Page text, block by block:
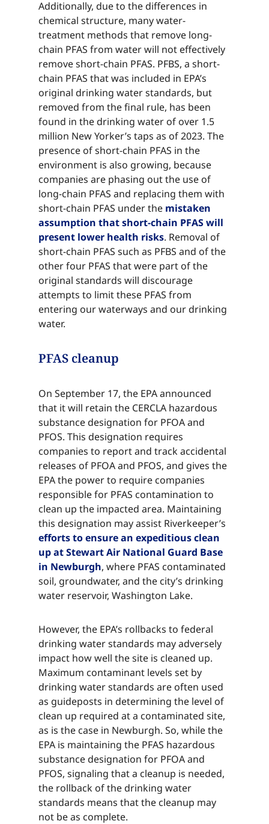
Additionally, due to the differences in
chemical structure, many water-
treatment methods that remove long-
chain PFAS from water will not effectively
remove short-chain PFAS. PFBS, a short-
chain PFAS that was included in EPA’s
original drinking water standards, but
removed from the final rule, has been
found in the drinking water of over 1.5
million New Yorker’s taps as of 2023. The
presence of short-chain PFAS in the
environment is also growing, because
companies are phasing out the use of
long-chain PFAS and replacing them with
short-chain PFAS under the ​​​​‌ ‍ ​‍​‍‌‍ ‌ ​‍‌‍‍‌‌‍‌ ‌‍‍‌‌‍ ‍​‍​‍​ ‍‍​‍​‍‌ ​ ‌‍​‌‌‍ ‍‌‍‍‌‌ ‌​‌ ‍‌​‍ ‍‌‍‍‌‌‍ ​‍​‍​‍ ​​‍​‍‌‍‍​‌ ​‍‌‍‌‌‌‍‌‍​‍​‍​ ‍‍​‍​‍‌‍‍​‌ ‌​‌ ‌​‌ ​​‌ ​ ​ ‍‍​‍ ​‍ ‌‍​ ‌‍ ‌‌ ​ ​‍ ‍‌‍ ‌‌‍​‌‌‍‍‌‌‍ ‍​‍ ‍​ ​‍​ ​​​ ​‍​ ‌​‌ ​‍‌‍‌‌‌‍‌​‌‍‌‌‌ ​ ‌‍‍‌‌‍‌ ‌‍ ‍​‍ ‍‌ ​‍‌‍‍‌‌ ‌‍‌‍‌‌‌ ​‍‌‍‍ ‌‍‌‌‌‍‌‌‌ ​​‌‍‌‌‌ ​‍​‍ ‍‌‍ ‌ ​‍‌‍‌ ​‍ ‌‍‍‌‌‍ ‍‌ ‌​‌‍‌‌‌‍ ‍‌ ‌​​‍ ‌‍‌‌‌‍‌​‌‍‍‌‌ ‌​​‍ ‌‍ ‌‌‍ ‌‍‌​‌‍‌‌​ ‌‌ ​​‌ ​‍‌‍‌‌‌ ​ ‌‍‌‌‌‍ ‍‌ ‌​‌‍​‌‌ ‌​‌‍‍‌‌‍ ‌‍ ‍​ ‍ ‌‍‍‌‌‍‌​​ ‌‌‍​ ​ ​‍‌‍‌‍​ ​​​ ​‌‌‍​ ​ ‌ ​ ‌ ​‍ ‌‌‍​‍​ ‌​​ ​‌‌‍​‌​‍ ‌​ ‌​​ ‌​‌‍​‌​ ‌​​‍ ‌‌‍​‌​ ​​‌‍​‌‌‍‌‌​‍ ‌​ ‌‍​ ‌ ​ ‌‌‌‍​ ​ ‌​​ ‍​​ ‍‌​ ​‍​ ‌ ​ ​ ​ ​​​ ‌​​ ‍ ‌ ‌​‌ ‍‌‌ ​​‌‍‌‌​ ‌‌‍​‌‌ ​‍‌ ‌​‌‍‍‌‌‍​ ‌‍ ​‌‍‌‌​ ‍ ‌ ​​‌‍​‌‌ ‌​‌‍‍​​ ‌‌‍​ ‌‍ ‌‍ ‍‌ ‌​‌‍‌‌‌‍ ‍‌ ‌​​‍‌‌​ ‌‌‌​​‍‌‌ ‌‍‍ ‌‍‌‌‌ ‍‌​‍‌‌​ ​ ‌​‌​​‍‌‌​ ​ ‌​‌​​‍‌‌​ ​‍​ ​‍‌‍​ ​ ‌​‌‍‌‌​ ​‍​ ​‌‌‍‌‌‌‍​ ​ ‌​​ ‌‍​ ​‍​ ​ ​ ​‌​‍‌‌​ ​‍​ ​‍​‍‌‌​ ‌‌‌​‌​​‍ ‍‌‍​ ‌‍‍​‌‍‍‌‌‍ ​‌‍‌​‌ ​‍‌‍‌‌‌‍ ‍​‍‌‌​ ‌‌‌​​‍‌‌ ‌‍‍ ‌‍‌‌‌ ‍‌​‍‌‌​ ​ ‌​‌​​‍‌‌​ ​ ‌​‌​​‍‌‌​ ​‍​ ​‍​ ‌ ​ ‌‍‌‍​‌​ ‍​​ ​‍​ ‌‌​ ‍‌​ ‌‍​ ‍‌‌‍‌‍‌‍​‌​ ‌​​‍‌‌​ ​‍​ ​‍​‍‌‌​ ‌‌‌​‌​​‍ ‍‌ ‌​‌‍‌‌‌ ‍​‌ ‌​​ ‌‍​‍‌‍​‌‌ ​ ‌‍‌‌‌‌‌‌‌ ​‍‌‍ ​​ ‌‌‍‍​‌ ‌​‌ ‌​‌ ​​‌ ​ ​‍‌‌​ ​ ‌​​‌​‍‌‌​ ​‍‌​‌‍​‍‌‌​ ​‍‌​‌‍‌‍​ ‌‍ ‌‌ ​ ​‍ ‍‌‍ ‌‌‍​‌‌‍‍‌‌‍ ‍​‍ ‍​ ​‍​ ​​​ ​‍​ ‌​‌ ​‍‌‍‌‌‌‍‌​‌‍‌‌‌ ​ ‌‍‍‌‌‍‌ ‌‍ ‍​‍ ‍‌ ​‍‌‍‍‌‌ ‌‍‌‍‌‌‌ ​‍‌‍‍ ‌‍‌‌‌‍‌‌‌ ​​‌‍‌‌‌ ​‍​‍ ‍‌‍ ‌ ​‍‌‍‌ ​‍‌‍‌‍‍‌‌‍‌​​ ‌‌‍​ ​ ​‍‌‍‌‍​ ​​​ ​‌‌‍​ ​ ‌ ​ ‌ ​‍ ‌‌‍​‍​ ‌​​ ​‌‌‍​‌​‍ ‌​ ‌​​ ‌​‌‍​‌​ ‌​​‍ ‌‌‍​‌​ ​​‌‍​‌‌‍‌‌​‍ ‌​ ‌‍​ ‌ ​ ‌‌‌‍​ ​ ‌​​ ‍​​ ‍‌​ ​‍​ ‌ ​ ​ ​ ​​​ ‌​​‍‌‍‌ ‌​‌ ‍‌‌ ​​‌‍‌‌​ ‌‌‍​‌‌ ​‍‌ ‌​‌‍‍‌‌‍​ ‌‍ ​‌‍‌‌​‍‌‍‌ ​​‌‍​‌‌ ‌​‌‍‍​​ ‌‌‍​ ‌‍ ‌‍ ‍‌ ‌​‌‍‌‌‌‍ ‍‌ ‌​​‍‌‌​ ‌‌‌​​‍‌‌ ‌‍‍ ‌‍‌‌‌ ‍‌​‍‌‌​ ​ ‌​‌​​‍‌‌​ ​ ‌​‌​​‍‌‌​ ​‍​ ​‍‌‍​ ​ ‌​‌‍‌‌​ ​‍​ ​‌‌‍‌‌‌‍​ ​ ‌​​ ‌‍​ ​‍​ ​ ​ ​‌​‍‌‌​ ​‍​ ​‍​‍‌‌​ ‌‌‌​‌​​‍ ‍‌‍​ ‌‍‍​‌‍‍‌‌‍ ​‌‍‌​‌ ​‍‌‍‌‌‌‍ ‍​‍‌‌​ ‌‌‌​​‍‌‌ ‌‍‍ ‌‍‌‌‌ ‍‌​‍‌‌​ ​ ‌​‌​​‍‌‌​ ​ ‌​‌​​‍‌‌​ ​‍​ ​‍​ ‌ ​ ‌‍‌‍​‌​ ‍​​ ​‍​ ‌‌​ ‍‌​ ‌‍​ ‍‌‌‍‌‍‌‍​‌​ ‌​​‍‌‌​ ​‍​ ​‍​‍‌‌​ ‌‌‌​‌​​‍ ‍‌ ‌​‌‍‌‌‌ ‍​‌ ‌​​‍‌‍‌ ​​‌‍‌‌‌ ​‍‌ ​ ‌ ​​‌‍‌‌‌‍​ ‌ ‌​‌‍‍‌‌ ‌‍‌‍‌‌​ ‌‌ ​​‌ ‌‌‌‍​‍‌‍ ​‌‍‍‌‌ ​ ‌‍‍​‌‍‌‌‌‍‌​​‍​‍‌ ‌ mistaken
assumption that short-chain PFAS will
present lower health risks​​​​‌ ‍ ​‍​‍‌‍ ‌ ​‍‌‍‍‌‌‍‌ ‌‍‍‌‌‍ ‍​‍​‍​ ‍‍​‍​‍‌ ​ ‌‍​‌‌‍ ‍‌‍‍‌‌ ‌​‌ ‍‌​‍ ‍‌‍‍‌‌‍ ​‍​‍​‍ ​​‍​‍‌‍‍​‌ ​‍‌‍‌‌‌‍‌‍​‍​‍​ ‍‍​‍​‍‌‍‍​‌ ‌​‌ ‌​‌ ​​‌ ​ ​ ‍‍​‍ ​‍ ‌‍​ ‌‍ ‌‌ ​ ​‍ ‍‌‍ ‌‌‍​‌‌‍‍‌‌‍ ‍​‍ ‍​ ​‍​ ​​​ ​‍​ ‌​‌ ​‍‌‍‌‌‌‍‌​‌‍‌‌‌ ​ ‌‍‍‌‌‍‌ ‌‍ ‍​‍ ‍‌ ​‍‌‍‍‌‌ ‌‍‌‍‌‌‌ ​‍‌‍‍ ‌‍‌‌‌‍‌‌‌ ​​‌‍‌‌‌ ​‍​‍ ‍‌‍ ‌ ​‍‌‍‌ ​‍ ‌‍‍‌‌‍ ‍‌ ‌​‌‍‌‌‌‍ ‍‌ ‌​​‍ ‌‍‌‌‌‍‌​‌‍‍‌‌ ‌​​‍ ‌‍ ‌‌‍ ‌‍‌​‌‍‌‌​ ‌‌ ​​‌ ​‍‌‍‌‌‌ ​ ‌‍‌‌‌‍ ‍‌ ‌​‌‍​‌‌ ‌​‌‍‍‌‌‍ ‌‍ ‍​ ‍ ‌‍‍‌‌‍‌​​ ‌‌‍​ ​ ​‍‌‍‌‍​ ​​​ ​‌‌‍​ ​ ‌ ​ ‌ ​‍ ‌‌‍​‍​ ‌​​ ​‌‌‍​‌​‍ ‌​ ‌​​ ‌​‌‍​‌​ ‌​​‍ ‌‌‍​‌​ ​​‌‍​‌‌‍‌‌​‍ ‌​ ‌‍​ ‌ ​ ‌‌‌‍​ ​ ‌​​ ‍​​ ‍‌​ ​‍​ ‌ ​ ​ ​ ​​​ ‌​​ ‍ ‌ ‌​‌ ‍‌‌ ​​‌‍‌‌​ ‌‌‍​‌‌ ​‍‌ ‌​‌‍‍‌‌‍​ ‌‍ ​‌‍‌‌​ ‍ ‌ ​​‌‍​‌‌ ‌​‌‍‍​​ ‌‌‍​ ‌‍ ‌‍ ‍‌ ‌​‌‍‌‌‌‍ ‍‌ ‌​​‍‌‌​ ‌‌‌​​‍‌‌ ‌‍‍ ‌‍‌‌‌ ‍‌​‍‌‌​ ​ ‌​‌​​‍‌‌​ ​ ‌​‌​​‍‌‌​ ​‍​ ​‍‌‍​ ​ ‌​‌‍‌‌​ ​‍​ ​‌‌‍‌‌‌‍​ ​ ‌​​ ‌‍​ ​‍​ ​ ​ ​‌​‍‌‌​ ​‍​ ​‍​‍‌‌​ ‌‌‌​‌​​‍ ‍‌‍​ ‌‍‍​‌‍‍‌‌‍ ​‌‍‌​‌ ​‍‌‍‌‌‌‍ ‍​‍‌‌​ ‌‌‌​​‍‌‌ ‌‍‍ ‌‍‌‌‌ ‍‌​‍‌‌​ ​ ‌​‌​​‍‌‌​ ​ ‌​‌​​‍‌‌​ ​‍​ ​‍​ ‌‍‌‍​‍​ ‌‍​ ‌ ​ ​ ​ ‌ ‌‍​ ​ ‌​​ ‌​​ ​​‌‍​‍‌‍‌​​‍‌‌​ ​‍​ ​‍​‍‌‌​ ‌‌‌​‌​​‍ ‍‌ ‌​‌‍‌‌‌ ‍​‌ ‌​​ ‌‍​‍‌‍​‌‌ ​ ‌‍‌‌‌‌‌‌‌ ​‍‌‍ ​​ ‌‌‍‍​‌ ‌​‌ ‌​‌ ​​‌ ​ ​‍‌‌​ ​ ‌​​‌​‍‌‌​ ​‍‌​‌‍​‍‌‌​ ​‍‌​‌‍‌‍​ ‌‍ ‌‌ ​ ​‍ ‍‌‍ ‌‌‍​‌‌‍‍‌‌‍ ‍​‍ ‍​ ​‍​ ​​​ ​‍​ ‌​‌ ​‍‌‍‌‌‌‍‌​‌‍‌‌‌ ​ ‌‍‍‌‌‍‌ ‌‍ ‍​‍ ‍‌ ​‍‌‍‍‌‌ ‌‍‌‍‌‌‌ ​‍‌‍‍ ‌‍‌‌‌‍‌‌‌ ​​‌‍‌‌‌ ​‍​‍ ‍‌‍ ‌ ​‍‌‍‌ ​‍‌‍‌‍‍‌‌‍‌​​ ‌‌‍​ ​ ​‍‌‍‌‍​ ​​​ ​‌‌‍​ ​ ‌ ​ ‌ ​‍ ‌‌‍​‍​ ‌​​ ​‌‌‍​‌​‍ ‌​ ‌​​ ‌​‌‍​‌​ ‌​​‍ ‌‌‍​‌​ ​​‌‍​‌‌‍‌‌​‍ ‌​ ‌‍​ ‌ ​ ‌‌‌‍​ ​ ‌​​ ‍​​ ‍‌​ ​‍​ ‌ ​ ​ ​ ​​​ ‌​​‍‌‍‌ ‌​‌ ‍‌‌ ​​‌‍‌‌​ ‌‌‍​‌‌ ​‍‌ ‌​‌‍‍‌‌‍​ ‌‍ ​‌‍‌‌​‍‌‍‌ ​​‌‍​‌‌ ‌​‌‍‍​​ ‌‌‍​ ‌‍ ‌‍ ‍‌ ‌​‌‍‌‌‌‍ ‍‌ ‌​​‍‌‌​ ‌‌‌​​‍‌‌ ‌‍‍ ‌‍‌‌‌ ‍‌​‍‌‌​ ​ ‌​‌​​‍‌‌​ ​ ‌​‌​​‍‌‌​ ​‍​ ​‍‌‍​ ​ ‌​‌‍‌‌​ ​‍​ ​‌‌‍‌‌‌‍​ ​ ‌​​ ‌‍​ ​‍​ ​ ​ ​‌​‍‌‌​ ​‍​ ​‍​‍‌‌​ ‌‌‌​‌​​‍ ‍‌‍​ ‌‍‍​‌‍‍‌‌‍ ​‌‍‌​‌ ​‍‌‍‌‌‌‍ ‍​‍‌‌​ ‌‌‌​​‍‌‌ ‌‍‍ ‌‍‌‌‌ ‍‌​‍‌‌​ ​ ‌​‌​​‍‌‌​ ​ ‌​‌​​‍‌‌​ ​‍​ ​‍​ ‌‍‌‍​‍​ ‌‍​ ‌ ​ ​ ​ ‌ ‌‍​ ​ ‌​​ ‌​​ ​​‌‍​‍‌‍‌​​‍‌‌​ ​‍​ ​‍​‍‌‌​ ‌‌‌​‌​​‍ ‍‌ ‌​‌‍‌‌‌ ‍​‌ ‌​​‍‌‍‌ ​​‌‍‌‌‌ ​‍‌ ​ ‌ ​​‌‍‌‌‌‍​ ‌ ‌​‌‍‍‌‌ ‌‍‌‍‌‌​ ‌‌ ​​‌ ‌‌‌‍​‍‌‍ ​‌‍‍‌‌ ​ ‌‍‍​‌‍‌‌‌‍‌​​‍​‍‌ ‌. Removal of
short-chain PFAS such as PFBS and of the
other four PFAS that were part of the
original standards will discourage
attempts to limit these PFAS from
entering our waterways and our drinking
water.​​​​‌ ‍ ​‍​‍‌‍ ‌ ​‍‌‍‍‌‌‍‌ ‌‍‍‌‌‍ ‍​‍​‍​ ‍‍​‍​‍‌ ​ ‌‍​‌‌‍ ‍‌‍‍‌‌ ‌​‌ ‍‌​‍ ‍‌‍‍‌‌‍ ​‍​‍​‍ ​​‍​‍‌‍‍​‌ ​‍‌‍‌‌‌‍‌‍​‍​‍​ ‍‍​‍​‍‌‍‍​‌ ‌​‌ ‌​‌ ​​‌ ​ ​ ‍‍​‍ ​‍ ‌‍​ ‌‍ ‌‌ ​ ​‍ ‍‌‍ ‌‌‍​‌‌‍‍‌‌‍ ‍​‍ ‍​ ​‍​ ​​​ ​‍​ ‌​‌ ​‍‌‍‌‌‌‍‌​‌‍‌‌‌ ​ ‌‍‍‌‌‍‌ ‌‍ ‍​‍ ‍‌ ​‍‌‍‍‌‌ ‌‍‌‍‌‌‌ ​‍‌‍‍ ‌‍‌‌‌‍‌‌‌ ​​‌‍‌‌‌ ​‍​‍ ‍‌‍ ‌ ​‍‌‍‌ ​‍ ‌‍‍‌‌‍ ‍‌ ‌​‌‍‌‌‌‍ ‍‌ ‌​​‍ ‌‍‌‌‌‍‌​‌‍‍‌‌ ‌​​‍ ‌‍ ‌‌‍ ‌‍‌​‌‍‌‌​ ‌‌ ​​‌ ​‍‌‍‌‌‌ ​ ‌‍‌‌‌‍ ‍‌ ‌​‌‍​‌‌ ‌​‌‍‍‌‌‍ ‌‍ ‍​ ‍ ‌‍‍‌‌‍‌​​ ‌‌‍​ ​ ​‍‌‍‌‍​ ​​​ ​‌‌‍​ ​ ‌ ​ ‌ ​‍ ‌‌‍​‍​ ‌​​ ​‌‌‍​‌​‍ ‌​ ‌​​ ‌​‌‍​‌​ ‌​​‍ ‌‌‍​‌​ ​​‌‍​‌‌‍‌‌​‍ ‌​ ‌‍​ ‌ ​ ‌‌‌‍​ ​ ‌​​ ‍​​ ‍‌​ ​‍​ ‌ ​ ​ ​ ​​​ ‌​​ ‍ ‌ ‌​‌ ‍‌‌ ​​‌‍‌‌​ ‌‌‍​‌‌ ​‍‌ ‌​‌‍‍‌‌‍​ ‌‍ ​‌‍‌‌​ ‍ ‌ ​​‌‍​‌‌ ‌​‌‍‍​​ ‌‌‍​ ‌‍ ‌‍ ‍‌ ‌​‌‍‌‌‌‍ ‍‌ ‌​​‍‌‌​ ‌‌‌​​‍‌‌ ‌‍‍ ‌‍‌‌‌ ‍‌​‍‌‌​ ​ ‌​‌​​‍‌‌​ ​ ‌​‌​​‍‌‌​ ​‍​ ​‍‌‍​ ​ ‌​‌‍‌‌​ ​‍​ ​‌‌‍‌‌‌‍​ ​ ‌​​ ‌‍​ ​‍​ ​ ​ ​‌​‍‌‌​ ​‍​ ​‍​‍‌‌​ ‌‌‌​‌​​‍ ‍‌‍​ ‌‍‍​‌‍‍‌‌‍ ​‌‍‌​‌ ​‍‌‍‌‌‌‍ ‍​‍‌‌​ ‌‌‌​​‍‌‌ ‌‍‍ ‌‍‌‌‌ ‍‌​‍‌‌​ ​ ‌​‌​​‍‌‌​ ​ ‌​‌​​‍‌‌​ ​‍​ ​‍​ ​​‌‍‌‍​ ‍‌​ ​‌​ ‌ ​ ​‌​ ‌‌‌‍​ ‌‍​ ​ ‌ ​ ​​​ ​​​‍‌‌​ ​‍​ ​‍​‍‌‌​ ‌‌‌​‌​​‍ ‍‌ ‌​‌‍‌‌‌ ‍​‌ ‌​​ ‌‍​‍‌‍​‌‌ ​ ‌‍‌‌‌‌‌‌‌ ​‍‌‍ ​​ ‌‌‍‍​‌ ‌​‌ ‌​‌ ​​‌ ​ ​‍‌‌​ ​ ‌​​‌​‍‌‌​ ​‍‌​‌‍​‍‌‌​ ​‍‌​‌‍‌‍​ ‌‍ ‌‌ ​ ​‍ ‍‌‍ ‌‌‍​‌‌‍‍‌‌‍ ‍​‍ ‍​ ​‍​ ​​​ ​‍​ ‌​‌ ​‍‌‍‌‌‌‍‌​‌‍‌‌‌ ​ ‌‍‍‌‌‍‌ ‌‍ ‍​‍ ‍‌ ​‍‌‍‍‌‌ ‌‍‌‍‌‌‌ ​‍‌‍‍ ‌‍‌‌‌‍‌‌‌ ​​‌‍‌‌‌ ​‍​‍ ‍‌‍ ‌ ​‍‌‍‌ ​‍‌‍‌‍‍‌‌‍‌​​ ‌‌‍​ ​ ​‍‌‍‌‍​ ​​​ ​‌‌‍​ ​ ‌ ​ ‌ ​‍ ‌‌‍​‍​ ‌​​ ​‌‌‍​‌​‍ ‌​ ‌​​ ‌​‌‍​‌​ ‌​​‍ ‌‌‍​‌​ ​​‌‍​‌‌‍‌‌​‍ ‌​ ‌‍​ ‌ ​ ‌‌‌‍​ ​ ‌​​ ‍​​ ‍‌​ ​‍​ ‌ ​ ​ ​ ​​​ ‌​​‍‌‍‌ ‌​‌ ‍‌‌ ​​‌‍‌‌​ ‌‌‍​‌‌ ​‍‌ ‌​‌‍‍‌‌‍​ ‌‍ ​‌‍‌‌​‍‌‍‌ ​​‌‍​‌‌ ‌​‌‍‍​​ ‌‌‍​ ‌‍ ‌‍ ‍‌ ‌​‌‍‌‌‌‍ ‍‌ ‌​​‍‌‌​ ‌‌‌​​‍‌‌ ‌‍‍ ‌‍‌‌‌ ‍‌​‍‌‌​ ​ ‌​‌​​‍‌‌​ ​ ‌​‌​​‍‌‌​ ​‍​ ​‍‌‍​ ​ ‌​‌‍‌‌​ ​‍​ ​‌‌‍‌‌‌‍​ ​ ‌​​ ‌‍​ ​‍​ ​ ​ ​‌​‍‌‌​ ​‍​ ​‍​‍‌‌​ ‌‌‌​‌​​‍ ‍‌‍​ ‌‍‍​‌‍‍‌‌‍ ​‌‍‌​‌ ​‍‌‍‌‌‌‍ ‍​‍‌‌​ ‌‌‌​​‍‌‌ ‌‍‍ ‌‍‌‌‌ ‍‌​‍‌‌​ ​ ‌​‌​​‍‌‌​ ​ ‌​‌​​‍‌‌​ ​‍​ ​‍​ ​​‌‍‌‍​ ‍‌​ ​‌​ ‌ ​ ​‌​ ‌‌‌‍​ ‌‍​ ​ ‌ ​ ​​​ ​​​‍‌‌​ ​‍​ ​‍​‍‌‌​ ‌‌‌​‌​​‍ ‍‌ ‌​‌‍‌‌‌ ‍​‌ ‌​​‍‌‍‌ ​​‌‍‌‌‌ ​‍‌ ​ ‌ ​​‌‍‌‌‌‍​ ‌ ‌​‌‍‍‌‌ ‌‍‌‍‌‌​ ‌‌ ​​‌ ‌‌‌‍​‍‌‍ ​‌‍‍‌‌ ​ ‌‍‍​‌‍‌‌‌‍‌​​‍​‍‌ ‌
PFAS cleanup​​​​‌ ‍ ​‍​‍‌‍ ‌ ​‍‌‍‍‌‌‍‌ ‌‍‍‌‌‍ ‍​‍​‍​ ‍‍​‍​‍‌ ​ ‌‍​‌‌‍ ‍‌‍‍‌‌ ‌​‌ ‍‌​‍ ‍‌‍‍‌‌‍ ​‍​‍​‍ ​​‍​‍‌‍‍​‌ ​‍‌‍‌‌‌‍‌‍​‍​‍​ ‍‍​‍​‍‌‍‍​‌ ‌​‌ ‌​‌ ​​‌ ​ ​ ‍‍​‍ ​‍ ‌‍​ ‌‍ ‌‌ ​ ​‍ ‍‌‍ ‌‌‍​‌‌‍‍‌‌‍ ‍​‍ ‍​ ​‍​ ​​​ ​‍​ ‌​‌ ​‍‌‍‌‌‌‍‌​‌‍‌‌‌ ​ ‌‍‍‌‌‍‌ ‌‍ ‍​‍ ‍‌ ​‍‌‍‍‌‌ ‌‍‌‍‌‌‌ ​‍‌‍‍ ‌‍‌‌‌‍‌‌‌ ​​‌‍‌‌‌ ​‍​‍ ‍‌‍ ‌ ​‍‌‍‌ ​‍ ‌‍‍‌‌‍ ‍‌ ‌​‌‍‌‌‌‍ ‍‌ ‌​​‍ ‌‍‌‌‌‍‌​‌‍‍‌‌ ‌​​‍ ‌‍ ‌‌‍ ‌‍‌​‌‍‌‌​ ‌‌ ​​‌ ​‍‌‍‌‌‌ ​ ‌‍‌‌‌‍ ‍‌ ‌​‌‍​‌‌ ‌​‌‍‍‌‌‍ ‌‍ ‍​ ‍ ‌‍‍‌‌‍‌​​ ‌‌‍​ ​ ​‍‌‍‌‍​ ​​​ ​‌‌‍​ ​ ‌ ​ ‌ ​‍ ‌‌‍​‍​ ‌​​ ​‌‌‍​‌​‍ ‌​ ‌​​ ‌​‌‍​‌​ ‌​​‍ ‌‌‍​‌​ ​​‌‍​‌‌‍‌‌​‍ ‌​ ‌‍​ ‌ ​ ‌‌‌‍​ ​ ‌​​ ‍​​ ‍‌​ ​‍​ ‌ ​ ​ ​ ​​​ ‌​​ ‍ ‌ ‌​‌ ‍‌‌ ​​‌‍‌‌​ ‌‌‍​‌‌ ​‍‌ ‌​‌‍‍‌‌‍​ ‌‍ ​‌‍‌‌​ ‍ ‌ ​​‌‍​‌‌ ‌​‌‍‍​​ ‌‌‍​ ‌‍ ‌‍ ‍‌ ‌​‌‍‌‌‌‍ ‍‌ ‌​​‍‌‌​ ‌‌‌​​‍‌‌ ‌‍‍ ‌‍‌‌‌ ‍‌​‍‌‌​ ​ ‌​‌​​‍‌‌​ ​ ‌​‌​​‍‌‌​ ​‍​ ​‍‌‍​‍​ ‌​‌‍‌‍​ ​‍​ ​‍​ ‍‌​ ​‍​ ‌‍‌‍‌‌‌‍‌‌‌‍‌‍​ ‍​​‍‌‌​ ​‍​ ​‍​‍‌‌​ ‌‌‌​‌​​‍ ‍‌‍​ ‌‍‍​‌‍‍‌‌‍ ​‌‍‌​‌ ​‍‌‍‌‌‌‍ ‍​‍‌‌​ ‌‌‌​​‍‌‌ ‌‍‍ ‌‍‌‌‌ ‍‌​‍‌‌​ ​ ‌​‌​​‍‌‌​ ​ ‌​‌​​‍‌‌​ ​‍​ ​‍​ ​‌​ ‍‌​ ‌ ​ ‍‌​ ​​​ ​‌​ ‍‌‌‍​‍​ ​​​ ​‌​ ‌​​ ‌‍​‍‌‌​ ​‍​ ​‍​‍‌‌​ ‌‌‌​‌​​‍ ‍‌ ‌​‌‍‌‌‌ ‍​‌ ‌​​ ‌‍​‍‌‍​‌‌ ​ ‌‍‌‌‌‌‌‌‌ ​‍‌‍ ​​ ‌‌‍‍​‌ ‌​‌ ‌​‌ ​​‌ ​ ​‍‌‌​ ​ ‌​​‌​‍‌‌​ ​‍‌​‌‍​‍‌‌​ ​‍‌​‌‍‌‍​ ‌‍ ‌‌ ​ ​‍ ‍‌‍ ‌‌‍​‌‌‍‍‌‌‍ ‍​‍ ‍​ ​‍​ ​​​ ​‍​ ‌​‌ ​‍‌‍‌‌‌‍‌​‌‍‌‌‌ ​ ‌‍‍‌‌‍‌ ‌‍ ‍​‍ ‍‌ ​‍‌‍‍‌‌ ‌‍‌‍‌‌‌ ​‍‌‍‍ ‌‍‌‌‌‍‌‌‌ ​​‌‍‌‌‌ ​‍​‍ ‍‌‍ ‌ ​‍‌‍‌ ​‍‌‍‌‍‍‌‌‍‌​​ ‌‌‍​ ​ ​‍‌‍‌‍​ ​​​ ​‌‌‍​ ​ ‌ ​ ‌ ​‍ ‌‌‍​‍​ ‌​​ ​‌‌‍​‌​‍ ‌​ ‌​​ ‌​‌‍​‌​ ‌​​‍ ‌‌‍​‌​ ​​‌‍​‌‌‍‌‌​‍ ‌​ ‌‍​ ‌ ​ ‌‌‌‍​ ​ ‌​​ ‍​​ ‍‌​ ​‍​ ‌ ​ ​ ​ ​​​ ‌​​‍‌‍‌ ‌​‌ ‍‌‌ ​​‌‍‌‌​ ‌‌‍​‌‌ ​‍‌ ‌​‌‍‍‌‌‍​ ‌‍ ​‌‍‌‌​‍‌‍‌ ​​‌‍​‌‌ ‌​‌‍‍​​ ‌‌‍​ ‌‍ ‌‍ ‍‌ ‌​‌‍‌‌‌‍ ‍‌ ‌​​‍‌‌​ ‌‌‌​​‍‌‌ ‌‍‍ ‌‍‌‌‌ ‍‌​‍‌‌​ ​ ‌​‌​​‍‌‌​ ​ ‌​‌​​‍‌‌​ ​‍​ ​‍‌‍​‍​ ‌​‌‍‌‍​ ​‍​ ​‍​ ‍‌​ ​‍​ ‌‍‌‍‌‌‌‍‌‌‌‍‌‍​ ‍​​‍‌‌​ ​‍​ ​‍​‍‌‌​ ‌‌‌​‌​​‍ ‍‌‍​ ‌‍‍​‌‍‍‌‌‍ ​‌‍‌​‌ ​‍‌‍‌‌‌‍ ‍​‍‌‌​ ‌‌‌​​‍‌‌ ‌‍‍ ‌‍‌‌‌ ‍‌​‍‌‌​ ​ ‌​‌​​‍‌‌​ ​ ‌​‌​​‍‌‌​ ​‍​ ​‍​ ​‌​ ‍‌​ ‌ ​ ‍‌​ ​​​ ​‌​ ‍‌‌‍​‍​ ​​​ ​‌​ ‌​​ ‌‍​‍‌‌​ ​‍​ ​‍​‍‌‌​ ‌‌‌​‌​​‍ ‍‌ ‌​‌‍‌‌‌ ‍​‌ ‌​​‍‌‍‌ ​​‌‍‌‌‌ ​‍‌ ​ ‌ ​​‌‍‌‌‌‍​ ‌ ‌​‌‍‍‌‌ ‌‍‌‍‌‌​ ‌‌ ​​‌ ‌‌‌‍​‍‌‍ ​‌‍‍‌‌ ​ ‌‍‍​‌‍‌‌‌‍‌​​‍​‍‌ ‌
On September 17, the EPA announced
that it will retain the CERCLA hazardous
substance designation for PFOA and
PFOS. This designation requires
companies to report and track accidental
releases of PFOA and PFOS, and gives the
EPA the power to require companies
responsible for PFAS contamination to
clean up the impacted area. Maintaining
this designation may assist Riverkeeper’s
efforts to ensure an expeditious clean
up at Stewart Air National Guard Base
in Newburgh​​​​‌ ‍ ​‍​‍‌‍ ‌ ​‍‌‍‍‌‌‍‌ ‌‍‍‌‌‍ ‍​‍​‍​ ‍‍​‍​‍‌ ​ ‌‍​‌‌‍ ‍‌‍‍‌‌ ‌​‌ ‍‌​‍ ‍‌‍‍‌‌‍ ​‍​‍​‍ ​​‍​‍‌‍‍​‌ ​‍‌‍‌‌‌‍‌‍​‍​‍​ ‍‍​‍​‍‌‍‍​‌ ‌​‌ ‌​‌ ​​‌ ​ ​ ‍‍​‍ ​‍ ‌‍​ ‌‍ ‌‌ ​ ​‍ ‍‌‍ ‌‌‍​‌‌‍‍‌‌‍ ‍​‍ ‍​ ​‍​ ​​​ ​‍​ ‌​‌ ​‍‌‍‌‌‌‍‌​‌‍‌‌‌ ​ ‌‍‍‌‌‍‌ ‌‍ ‍​‍ ‍‌ ​‍‌‍‍‌‌ ‌‍‌‍‌‌‌ ​‍‌‍‍ ‌‍‌‌‌‍‌‌‌ ​​‌‍‌‌‌ ​‍​‍ ‍‌‍ ‌ ​‍‌‍‌ ​‍ ‌‍‍‌‌‍ ‍‌ ‌​‌‍‌‌‌‍ ‍‌ ‌​​‍ ‌‍‌‌‌‍‌​‌‍‍‌‌ ‌​​‍ ‌‍ ‌‌‍ ‌‍‌​‌‍‌‌​ ‌‌ ​​‌ ​‍‌‍‌‌‌ ​ ‌‍‌‌‌‍ ‍‌ ‌​‌‍​‌‌ ‌​‌‍‍‌‌‍ ‌‍ ‍​ ‍ ‌‍‍‌‌‍‌​​ ‌‌‍​ ​ ​‍‌‍‌‍​ ​​​ ​‌‌‍​ ​ ‌ ​ ‌ ​‍ ‌‌‍​‍​ ‌​​ ​‌‌‍​‌​‍ ‌​ ‌​​ ‌​‌‍​‌​ ‌​​‍ ‌‌‍​‌​ ​​‌‍​‌‌‍‌‌​‍ ‌​ ‌‍​ ‌ ​ ‌‌‌‍​ ​ ‌​​ ‍​​ ‍‌​ ​‍​ ‌ ​ ​ ​ ​​​ ‌​​ ‍ ‌ ‌​‌ ‍‌‌ ​​‌‍‌‌​ ‌‌‍​‌‌ ​‍‌ ‌​‌‍‍‌‌‍​ ‌‍ ​‌‍‌‌​ ‍ ‌ ​​‌‍​‌‌ ‌​‌‍‍​​ ‌‌‍​ ‌‍ ‌‍ ‍‌ ‌​‌‍‌‌‌‍ ‍‌ ‌​​‍‌‌​ ‌‌‌​​‍‌‌ ‌‍‍ ‌‍‌‌‌ ‍‌​‍‌‌​ ​ ‌​‌​​‍‌‌​ ​ ‌​‌​​‍‌‌​ ​‍​ ​‍​ ​ ​ ​‌​ ‌​​ ‌‌‌‍​‌‌‍‌​​ ‍​​ ‌‌​ ‍​​ ‌‌‌‍‌​​ ‍​​‍‌‌​ ​‍​ ​‍​‍‌‌​ ‌‌‌​‌​​‍ ‍‌‍​ ‌‍‍​‌‍‍‌‌‍ ​‌‍‌​‌ ​‍‌‍‌‌‌‍ ‍​‍‌‌​ ‌‌‌​​‍‌‌ ‌‍‍ ‌‍‌‌‌ ‍‌​‍‌‌​ ​ ‌​‌​​‍‌‌​ ​ ‌​‌​​‍‌‌​ ​‍​ ​‍​ ‍​​ ​‌​ ‌ ​ ​ ​ ​​​ ‌ ‌‍​ ​ ​‌​ ​‌​ ‍‌​ ‌‍‌‍​‍​‍‌‌​ ​‍​ ​‍​‍‌‌​ ‌‌‌​‌​​‍ ‍‌ ‌​‌‍‌‌‌ ‍​‌ ‌​​ ‌‍​‍‌‍​‌‌ ​ ‌‍‌‌‌‌‌‌‌ ​‍‌‍ ​​ ‌‌‍‍​‌ ‌​‌ ‌​‌ ​​‌ ​ ​‍‌‌​ ​ ‌​​‌​‍‌‌​ ​‍‌​‌‍​‍‌‌​ ​‍‌​‌‍‌‍​ ‌‍ ‌‌ ​ ​‍ ‍‌‍ ‌‌‍​‌‌‍‍‌‌‍ ‍​‍ ‍​ ​‍​ ​​​ ​‍​ ‌​‌ ​‍‌‍‌‌‌‍‌​‌‍‌‌‌ ​ ‌‍‍‌‌‍‌ ‌‍ ‍​‍ ‍‌ ​‍‌‍‍‌‌ ‌‍‌‍‌‌‌ ​‍‌‍‍ ‌‍‌‌‌‍‌‌‌ ​​‌‍‌‌‌ ​‍​‍ ‍‌‍ ‌ ​‍‌‍‌ ​‍‌‍‌‍‍‌‌‍‌​​ ‌‌‍​ ​ ​‍‌‍‌‍​ ​​​ ​‌‌‍​ ​ ‌ ​ ‌ ​‍ ‌‌‍​‍​ ‌​​ ​‌‌‍​‌​‍ ‌​ ‌​​ ‌​‌‍​‌​ ‌​​‍ ‌‌‍​‌​ ​​‌‍​‌‌‍‌‌​‍ ‌​ ‌‍​ ‌ ​ ‌‌‌‍​ ​ ‌​​ ‍​​ ‍‌​ ​‍​ ‌ ​ ​ ​ ​​​ ‌​​‍‌‍‌ ‌​‌ ‍‌‌ ​​‌‍‌‌​ ‌‌‍​‌‌ ​‍‌ ‌​‌‍‍‌‌‍​ ‌‍ ​‌‍‌‌​‍‌‍‌ ​​‌‍​‌‌ ‌​‌‍‍​​ ‌‌‍​ ‌‍ ‌‍ ‍‌ ‌​‌‍‌‌‌‍ ‍‌ ‌​​‍‌‌​ ‌‌‌​​‍‌‌ ‌‍‍ ‌‍‌‌‌ ‍‌​‍‌‌​ ​ ‌​‌​​‍‌‌​ ​ ‌​‌​​‍‌‌​ ​‍​ ​‍​ ​ ​ ​‌​ ‌​​ ‌‌‌‍​‌‌‍‌​​ ‍​​ ‌‌​ ‍​​ ‌‌‌‍‌​​ ‍​​‍‌‌​ ​‍​ ​‍​‍‌‌​ ‌‌‌​‌​​‍ ‍‌‍​ ‌‍‍​‌‍‍‌‌‍ ​‌‍‌​‌ ​‍‌‍‌‌‌‍ ‍​‍‌‌​ ‌‌‌​​‍‌‌ ‌‍‍ ‌‍‌‌‌ ‍‌​‍‌‌​ ​ ‌​‌​​‍‌‌​ ​ ‌​‌​​‍‌‌​ ​‍​ ​‍​ ‍​​ ​‌​ ‌ ​ ​ ​ ​​​ ‌ ‌‍​ ​ ​‌​ ​‌​ ‍‌​ ‌‍‌‍​‍​‍‌‌​ ​‍​ ​‍​‍‌‌​ ‌‌‌​‌​​‍ ‍‌ ‌​‌‍‌‌‌ ‍​‌ ‌​​‍‌‍‌ ​​‌‍‌‌‌ ​‍‌ ​ ‌ ​​‌‍‌‌‌‍​ ‌ ‌​‌‍‍‌‌ ‌‍‌‍‌‌​ ‌‌ ​​‌ ‌‌‌‍​‍‌‍ ​‌‍‍‌‌ ​ ‌‍‍​‌‍‌‌‌‍‌​​‍​‍‌ ‌, where PFAS contaminated
soil, groundwater, and the city’s drinking
water reservoir, Washington Lake.​​​​‌ ‍ ​‍​‍‌‍ ‌ ​‍‌‍‍‌‌‍‌ ‌‍‍‌‌‍ ‍​‍​‍​ ‍‍​‍​‍‌ ​ ‌‍​‌‌‍ ‍‌‍‍‌‌ ‌​‌ ‍‌​‍ ‍‌‍‍‌‌‍ ​‍​‍​‍ ​​‍​‍‌‍‍​‌ ​‍‌‍‌‌‌‍‌‍​‍​‍​ ‍‍​‍​‍‌‍‍​‌ ‌​‌ ‌​‌ ​​‌ ​ ​ ‍‍​‍ ​‍ ‌‍​ ‌‍ ‌‌ ​ ​‍ ‍‌‍ ‌‌‍​‌‌‍‍‌‌‍ ‍​‍ ‍​ ​‍​ ​​​ ​‍​ ‌​‌ ​‍‌‍‌‌‌‍‌​‌‍‌‌‌ ​ ‌‍‍‌‌‍‌ ‌‍ ‍​‍ ‍‌ ​‍‌‍‍‌‌ ‌‍‌‍‌‌‌ ​‍‌‍‍ ‌‍‌‌‌‍‌‌‌ ​​‌‍‌‌‌ ​‍​‍ ‍‌‍ ‌ ​‍‌‍‌ ​‍ ‌‍‍‌‌‍ ‍‌ ‌​‌‍‌‌‌‍ ‍‌ ‌​​‍ ‌‍‌‌‌‍‌​‌‍‍‌‌ ‌​​‍ ‌‍ ‌‌‍ ‌‍‌​‌‍‌‌​ ‌‌ ​​‌ ​‍‌‍‌‌‌ ​ ‌‍‌‌‌‍ ‍‌ ‌​‌‍​‌‌ ‌​‌‍‍‌‌‍ ‌‍ ‍​ ‍ ‌‍‍‌‌‍‌​​ ‌‌‍​ ​ ​‍‌‍‌‍​ ​​​ ​‌‌‍​ ​ ‌ ​ ‌ ​‍ ‌‌‍​‍​ ‌​​ ​‌‌‍​‌​‍ ‌​ ‌​​ ‌​‌‍​‌​ ‌​​‍ ‌‌‍​‌​ ​​‌‍​‌‌‍‌‌​‍ ‌​ ‌‍​ ‌ ​ ‌‌‌‍​ ​ ‌​​ ‍​​ ‍‌​ ​‍​ ‌ ​ ​ ​ ​​​ ‌​​ ‍ ‌ ‌​‌ ‍‌‌ ​​‌‍‌‌​ ‌‌‍​‌‌ ​‍‌ ‌​‌‍‍‌‌‍​ ‌‍ ​‌‍‌‌​ ‍ ‌ ​​‌‍​‌‌ ‌​‌‍‍​​ ‌‌‍​ ‌‍ ‌‍ ‍‌ ‌​‌‍‌‌‌‍ ‍‌ ‌​​‍‌‌​ ‌‌‌​​‍‌‌ ‌‍‍ ‌‍‌‌‌ ‍‌​‍‌‌​ ​ ‌​‌​​‍‌‌​ ​ ‌​‌​​‍‌‌​ ​‍​ ​‍​ ​ ​ ​‌​ ‌​​ ‌‌‌‍​‌‌‍‌​​ ‍​​ ‌‌​ ‍​​ ‌‌‌‍‌​​ ‍​​‍‌‌​ ​‍​ ​‍​‍‌‌​ ‌‌‌​‌​​‍ ‍‌‍​ ‌‍‍​‌‍‍‌‌‍ ​‌‍‌​‌ ​‍‌‍‌‌‌‍ ‍​‍‌‌​ ‌‌‌​​‍‌‌ ‌‍‍ ‌‍‌‌‌ ‍‌​‍‌‌​ ​ ‌​‌​​‍‌‌​ ​ ‌​‌​​‍‌‌​ ​‍​ ​‍‌‍​‍​ ​​​ ‍‌‌‍‌‌‌‍​ ‌‍​ ‌‍‌​​ ‌‍​ ​ ​ ‍​​ ‌​‌‍​ ​‍‌‌​ ​‍​ ​‍​‍‌‌​ ‌‌‌​‌​​‍ ‍‌ ‌​‌‍‌‌‌ ‍​‌ ‌​​ ‌‍​‍‌‍​‌‌ ​ ‌‍‌‌‌‌‌‌‌ ​‍‌‍ ​​ ‌‌‍‍​‌ ‌​‌ ‌​‌ ​​‌ ​ ​‍‌‌​ ​ ‌​​‌​‍‌‌​ ​‍‌​‌‍​‍‌‌​ ​‍‌​‌‍‌‍​ ‌‍ ‌‌ ​ ​‍ ‍‌‍ ‌‌‍​‌‌‍‍‌‌‍ ‍​‍ ‍​ ​‍​ ​​​ ​‍​ ‌​‌ ​‍‌‍‌‌‌‍‌​‌‍‌‌‌ ​ ‌‍‍‌‌‍‌ ‌‍ ‍​‍ ‍‌ ​‍‌‍‍‌‌ ‌‍‌‍‌‌‌ ​‍‌‍‍ ‌‍‌‌‌‍‌‌‌ ​​‌‍‌‌‌ ​‍​‍ ‍‌‍ ‌ ​‍‌‍‌ ​‍‌‍‌‍‍‌‌‍‌​​ ‌‌‍​ ​ ​‍‌‍‌‍​ ​​​ ​‌‌‍​ ​ ‌ ​ ‌ ​‍ ‌‌‍​‍​ ‌​​ ​‌‌‍​‌​‍ ‌​ ‌​​ ‌​‌‍​‌​ ‌​​‍ ‌‌‍​‌​ ​​‌‍​‌‌‍‌‌​‍ ‌​ ‌‍​ ‌ ​ ‌‌‌‍​ ​ ‌​​ ‍​​ ‍‌​ ​‍​ ‌ ​ ​ ​ ​​​ ‌​​‍‌‍‌ ‌​‌ ‍‌‌ ​​‌‍‌‌​ ‌‌‍​‌‌ ​‍‌ ‌​‌‍‍‌‌‍​ ‌‍ ​‌‍‌‌​‍‌‍‌ ​​‌‍​‌‌ ‌​‌‍‍​​ ‌‌‍​ ‌‍ ‌‍ ‍‌ ‌​‌‍‌‌‌‍ ‍‌ ‌​​‍‌‌​ ‌‌‌​​‍‌‌ ‌‍‍ ‌‍‌‌‌ ‍‌​‍‌‌​ ​ ‌​‌​​‍‌‌​ ​ ‌​‌​​‍‌‌​ ​‍​ ​‍​ ​ ​ ​‌​ ‌​​ ‌‌‌‍​‌‌‍‌​​ ‍​​ ‌‌​ ‍​​ ‌‌‌‍‌​​ ‍​​‍‌‌​ ​‍​ ​‍​‍‌‌​ ‌‌‌​‌​​‍ ‍‌‍​ ‌‍‍​‌‍‍‌‌‍ ​‌‍‌​‌ ​‍‌‍‌‌‌‍ ‍​‍‌‌​ ‌‌‌​​‍‌‌ ‌‍‍ ‌‍‌‌‌ ‍‌​‍‌‌​ ​ ‌​‌​​‍‌‌​ ​ ‌​‌​​‍‌‌​ ​‍​ ​‍‌‍​‍​ ​​​ ‍‌‌‍‌‌‌‍​ ‌‍​ ‌‍‌​​ ‌‍​ ​ ​ ‍​​ ‌​‌‍​ ​‍‌‌​ ​‍​ ​‍​‍‌‌​ ‌‌‌​‌​​‍ ‍‌ ‌​‌‍‌‌‌ ‍​‌ ‌​​‍‌‍‌ ​​‌‍‌‌‌ ​‍‌ ​ ‌ ​​‌‍‌‌‌‍​ ‌ ‌​‌‍‍‌‌ ‌‍‌‍‌‌​ ‌‌ ​​‌ ‌‌‌‍​‍‌‍ ​‌‍‍‌‌ ​ ‌‍‍​‌‍‌‌‌‍‌​​‍​‍‌ ‌
However, the EPA’s rollbacks to federal
drinking water standards may adversely
impact how well the site is cleaned up.
Maximum contaminant levels set by
drinking water standards are often used
as guideposts in determining the level of
clean up required at a contaminated site,
as is the case in Newburgh. So, while the
EPA is maintaining the PFAS hazardous
substance designation for PFOA and
PFOS, signaling that a cleanup is needed,
the rollback of the drinking water
standards means that the cleanup may
not be as complete.​​​​‌ ‍ ​‍​‍‌‍ ‌ ​‍‌‍‍‌‌‍‌ ‌‍‍‌‌‍ ‍​‍​‍​ ‍‍​‍​‍‌ ​ ‌‍​‌‌‍ ‍‌‍‍‌‌ ‌​‌ ‍‌​‍ ‍‌‍‍‌‌‍ ​‍​‍​‍ ​​‍​‍‌‍‍​‌ ​‍‌‍‌‌‌‍‌‍​‍​‍​ ‍‍​‍​‍‌‍‍​‌ ‌​‌ ‌​‌ ​​‌ ​ ​ ‍‍​‍ ​‍ ‌‍​ ‌‍ ‌‌ ​ ​‍ ‍‌‍ ‌‌‍​‌‌‍‍‌‌‍ ‍​‍ ‍​ ​‍​ ​​​ ​‍​ ‌​‌ ​‍‌‍‌‌‌‍‌​‌‍‌‌‌ ​ ‌‍‍‌‌‍‌ ‌‍ ‍​‍ ‍‌ ​‍‌‍‍‌‌ ‌‍‌‍‌‌‌ ​‍‌‍‍ ‌‍‌‌‌‍‌‌‌ ​​‌‍‌‌‌ ​‍​‍ ‍‌‍ ‌ ​‍‌‍‌ ​‍ ‌‍‍‌‌‍ ‍‌ ‌​‌‍‌‌‌‍ ‍‌ ‌​​‍ ‌‍‌‌‌‍‌​‌‍‍‌‌ ‌​​‍ ‌‍ ‌‌‍ ‌‍‌​‌‍‌‌​ ‌‌ ​​‌ ​‍‌‍‌‌‌ ​ ‌‍‌‌‌‍ ‍‌ ‌​‌‍​‌‌ ‌​‌‍‍‌‌‍ ‌‍ ‍​ ‍ ‌‍‍‌‌‍‌​​ ‌‌‍​ ​ ​‍‌‍‌‍​ ​​​ ​‌‌‍​ ​ ‌ ​ ‌ ​‍ ‌‌‍​‍​ ‌​​ ​‌‌‍​‌​‍ ‌​ ‌​​ ‌​‌‍​‌​ ‌​​‍ ‌‌‍​‌​ ​​‌‍​‌‌‍‌‌​‍ ‌​ ‌‍​ ‌ ​ ‌‌‌‍​ ​ ‌​​ ‍​​ ‍‌​ ​‍​ ‌ ​ ​ ​ ​​​ ‌​​ ‍ ‌ ‌​‌ ‍‌‌ ​​‌‍‌‌​ ‌‌‍​‌‌ ​‍‌ ‌​‌‍‍‌‌‍​ ‌‍ ​‌‍‌‌​ ‍ ‌ ​​‌‍​‌‌ ‌​‌‍‍​​ ‌‌‍​ ‌‍ ‌‍ ‍‌ ‌​‌‍‌‌‌‍ ‍‌ ‌​​‍‌‌​ ‌‌‌​​‍‌‌ ‌‍‍ ‌‍‌‌‌ ‍‌​‍‌‌​ ​ ‌​‌​​‍‌‌​ ​ ‌​‌​​‍‌‌​ ​‍​ ​‍​ ‍​​ ‍​​ ​​‌‍‌​‌‍‌‌​ ‌‌​ ‌ ​ ​‍‌‍‌‍‌‍‌‍​ ‍‌​ ​‍​‍‌‌​ ​‍​ ​‍​‍‌‌​ ‌‌‌​‌​​‍ ‍‌‍​ ‌‍‍​‌‍‍‌‌‍ ​‌‍‌​‌ ​‍‌‍‌‌‌‍ ‍​‍‌‌​ ‌‌‌​​‍‌‌ ‌‍‍ ‌‍‌‌‌ ‍‌​‍‌‌​ ​ ‌​‌​​‍‌‌​ ​ ‌​‌​​‍‌‌​ ​‍​ ​‍​ ​​‌‍​‌​ ​‍​ ​ ‌‍​ ​ ​‍​ ‌​‌‍‌‌‌‍‌​‌‍‌‍​ ‌ ​ ​​​‍‌‌​ ​‍​ ​‍​‍‌‌​ ‌‌‌​‌​​‍ ‍‌ ‌​‌‍‌‌‌ ‍​‌ ‌​​ ‌‍​‍‌‍​‌‌ ​ ‌‍‌‌‌‌‌‌‌ ​‍‌‍ ​​ ‌‌‍‍​‌ ‌​‌ ‌​‌ ​​‌ ​ ​‍‌‌​ ​ ‌​​‌​‍‌‌​ ​‍‌​‌‍​‍‌‌​ ​‍‌​‌‍‌‍​ ‌‍ ‌‌ ​ ​‍ ‍‌‍ ‌‌‍​‌‌‍‍‌‌‍ ‍​‍ ‍​ ​‍​ ​​​ ​‍​ ‌​‌ ​‍‌‍‌‌‌‍‌​‌‍‌‌‌ ​ ‌‍‍‌‌‍‌ ‌‍ ‍​‍ ‍‌ ​‍‌‍‍‌‌ ‌‍‌‍‌‌‌ ​‍‌‍‍ ‌‍‌‌‌‍‌‌‌ ​​‌‍‌‌‌ ​‍​‍ ‍‌‍ ‌ ​‍‌‍‌ ​‍‌‍‌‍‍‌‌‍‌​​ ‌‌‍​ ​ ​‍‌‍‌‍​ ​​​ ​‌‌‍​ ​ ‌ ​ ‌ ​‍ ‌‌‍​‍​ ‌​​ ​‌‌‍​‌​‍ ‌​ ‌​​ ‌​‌‍​‌​ ‌​​‍ ‌‌‍​‌​ ​​‌‍​‌‌‍‌‌​‍ ‌​ ‌‍​ ‌ ​ ‌‌‌‍​ ​ ‌​​ ‍​​ ‍‌​ ​‍​ ‌ ​ ​ ​ ​​​ ‌​​‍‌‍‌ ‌​‌ ‍‌‌ ​​‌‍‌‌​ ‌‌‍​‌‌ ​‍‌ ‌​‌‍‍‌‌‍​ ‌‍ ​‌‍‌‌​‍‌‍‌ ​​‌‍​‌‌ ‌​‌‍‍​​ ‌‌‍​ ‌‍ ‌‍ ‍‌ ‌​‌‍‌‌‌‍ ‍‌ ‌​​‍‌‌​ ‌‌‌​​‍‌‌ ‌‍‍ ‌‍‌‌‌ ‍‌​‍‌‌​ ​ ‌​‌​​‍‌‌​ ​ ‌​‌​​‍‌‌​ ​‍​ ​‍​ ‍​​ ‍​​ ​​‌‍‌​‌‍‌‌​ ‌‌​ ‌ ​ ​‍‌‍‌‍‌‍‌‍​ ‍‌​ ​‍​‍‌‌​ ​‍​ ​‍​‍‌‌​ ‌‌‌​‌​​‍ ‍‌‍​ ‌‍‍​‌‍‍‌‌‍ ​‌‍‌​‌ ​‍‌‍‌‌‌‍ ‍​‍‌‌​ ‌‌‌​​‍‌‌ ‌‍‍ ‌‍‌‌‌ ‍‌​‍‌‌​ ​ ‌​‌​​‍‌‌​ ​ ‌​‌​​‍‌‌​ ​‍​ ​‍​ ​​‌‍​‌​ ​‍​ ​ ‌‍​ ​ ​‍​ ‌​‌‍‌‌‌‍‌​‌‍‌‍​ ‌ ​ ​​​‍‌‌​ ​‍​ ​‍​‍‌‌​ ‌‌‌​‌​​‍ ‍‌ ‌​‌‍‌‌‌ ‍​‌ ‌​​‍‌‍‌ ​​‌‍‌‌‌ ​‍‌ ​ ‌ ​​‌‍‌‌‌‍​ ‌ ‌​‌‍‍‌‌ ‌‍‌‍‌‌​ ‌‌ ​​‌ ‌‌‌‍​‍‌‍ ​‌‍‍‌‌ ​ ‌‍‍​‌‍‌‌‌‍‌​​‍​‍‌ ‌